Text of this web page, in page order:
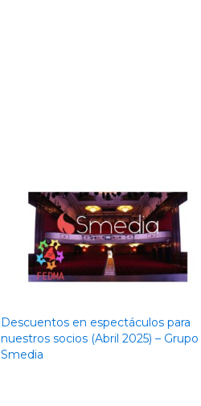
Descuentos en espectáculos para
nuestros socios (Abril 2025) – Grupo
Smedia